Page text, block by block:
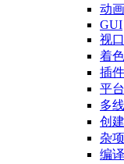
动画
GUI
视口
着色
插件
平
多
创
杂项
编译